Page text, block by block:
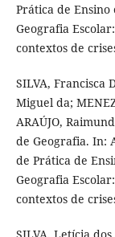
Prática de Ensino
Geografia
contextos de
SILVA, Francisca
Miguel da;
ARAÚJO,
de Geografia. In:
de Prática de
Geografia
contextos de